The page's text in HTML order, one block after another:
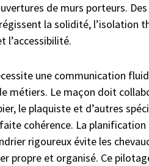
de murs porteurs.
la solidité, l’isolation
l’accessibilité.
une communication
métiers. Le maçon doit
le plaquiste et d’autres
cohérence. La planification
rigoureux évite les
propre et organisé. Ce